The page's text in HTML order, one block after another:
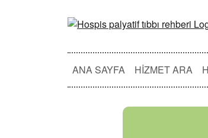
ANA SAYFA HIZMET ARA